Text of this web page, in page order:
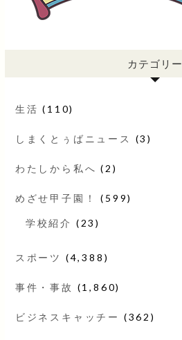
カテゴリー
生活 (110)
しまくとぅばニュース (3)
わたしから私へ (2)
めざせ甲子園！ (599)
学校紹介 (23)
スポーツ (4,388)
事件・事故 (1,860)
ビジネスキャッチー (362)